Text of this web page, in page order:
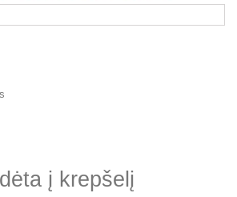
į krepšelį